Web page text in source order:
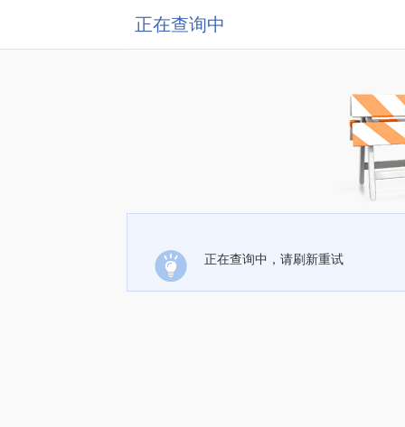
正在查询中
正在查询中，请刷新重试